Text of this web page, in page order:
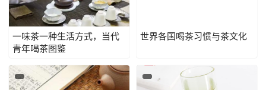
一味茶一种生活方式，当代
青年喝茶图鉴
世界各国喝茶习惯与茶文化